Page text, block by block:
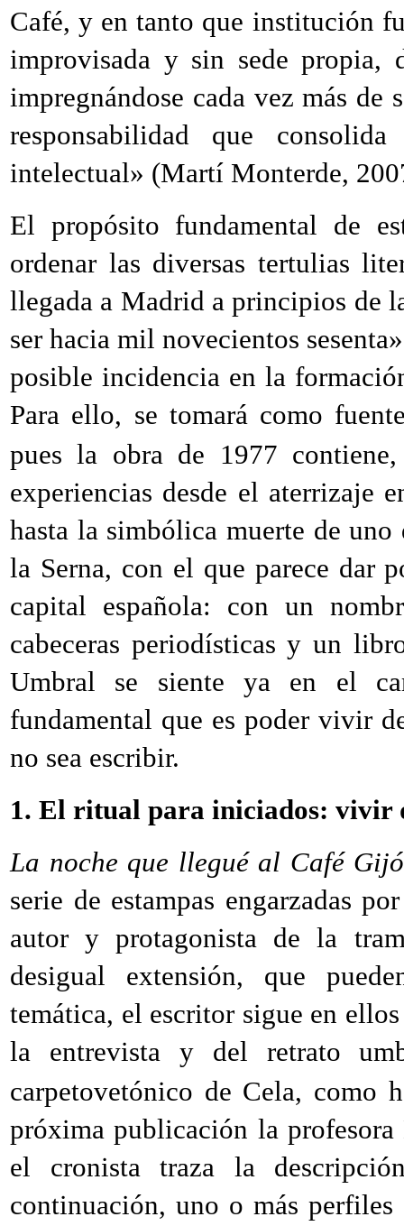
Café, y en tanto que institución
improvisada y sin sede propia,
impregnándose cada vez más de
responsabilidad que
intelectual» (Martí Monterde,
El propósito fundamental de
ordenar las diversas tertulias
llegada a Madrid a principios de
ser hacia mil novecientos
posible incidencia en la
Para ello, se tomará como
pues la obra de 1977
experiencias desde el aterrizaje
hasta la simbólica muerte de
la Serna, con el que parece dar
capital española: con un
cabeceras periodísticas y un
Umbral se siente ya en el
fundamental que es poder vivir
no sea escribir.
1. El ritual para iniciados: vivir
La noche que llegué al Café
serie de estampas engarzadas
autor y protagonista de la
desigual extensión, que
temática, el escritor sigue en
la entrevista y del retrato
carpetovetónico de Cela, como
próxima publicación la
el cronista traza la
continuación, uno o más perfiles